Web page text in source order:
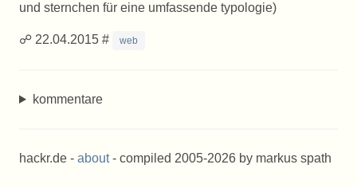
und sternchen für eine umfassende typologie)
☍ 22.04.2015 # web
kommentare
hackr.de - about- compiled 2005-2026 by markus spath